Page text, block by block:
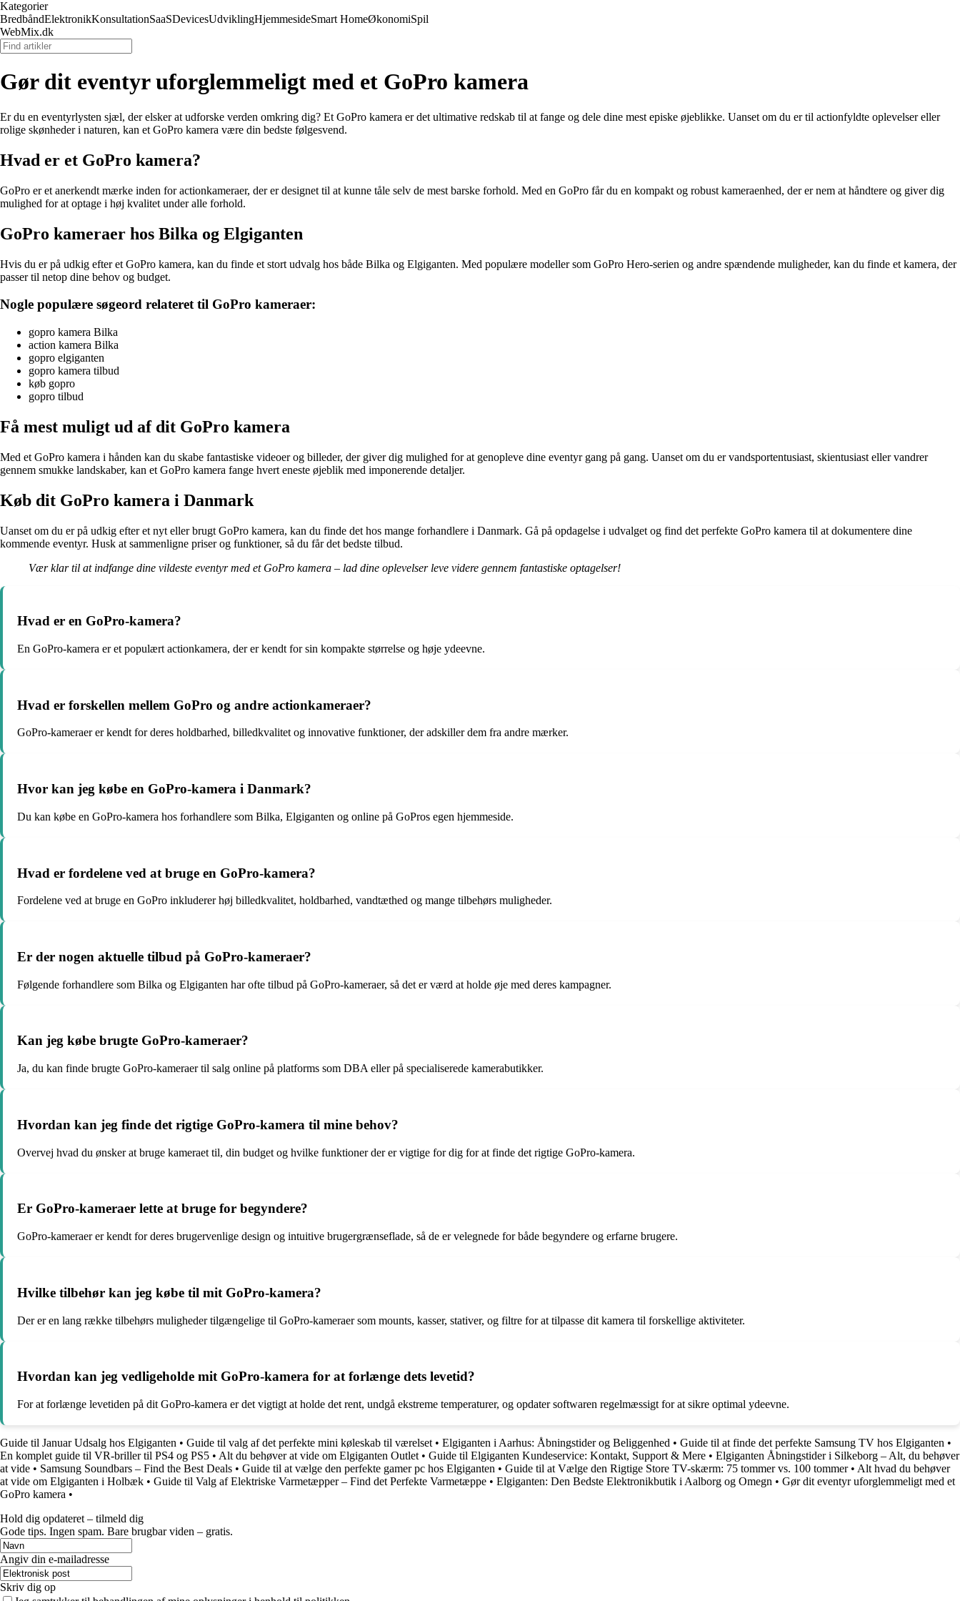
Kategorier
BredbåndElektronikKonsultationSaaSDevicesUdviklingHjemmesideSmart HomeØkonomiSpil
WebMix.dk
Gør dit eventyr uforglemmeligt med et GoPro kamera
Er du en eventyrlysten sjæl, der elsker at udforske verden omkring dig? Et GoPro kamera er det ultimative redskab til at fange og dele dine mest episke øjeblikke. Uanset om du er til actionfyldte oplevelser eller
rolige skønheder i naturen, kan et GoPro kamera være din bedste følgesvend.
Hvad er et GoPro kamera?
GoPro er et anerkendt mærke inden for actionkameraer, der er designet til at kunne tåle selv de mest barske forhold. Med en GoPro får du en kompakt og robust kameraenhed, der er nem at håndtere og giver dig
mulighed for at optage i høj kvalitet under alle forhold.
GoPro kameraer hos Bilka og Elgiganten
Hvis du er på udkig efter et GoPro kamera, kan du finde et stort udvalg hos både Bilka og Elgiganten. Med populære modeller som GoPro Hero-serien og andre spændende muligheder, kan du finde et kamera, der
passer til netop dine behov og budget.
Nogle populære søgeord relateret til GoPro kameraer:
gopro kamera Bilka
action kamera Bilka
gopro elgiganten
gopro kamera tilbud
køb gopro
gopro tilbud
Få mest muligt ud af dit GoPro kamera
Med et GoPro kamera i hånden kan du skabe fantastiske videoer og billeder, der giver dig mulighed for at genopleve dine eventyr gang på gang. Uanset om du er vandsportentusiast, skientusiast eller vandrer
gennem smukke landskaber, kan et GoPro kamera fange hvert eneste øjeblik med imponerende detaljer.
Køb dit GoPro kamera i Danmark
Uanset om du er på udkig efter et nyt eller brugt GoPro kamera, kan du finde det hos mange forhandlere i Danmark. Gå på opdagelse i udvalget og find det perfekte GoPro kamera til at dokumentere dine
kommende eventyr. Husk at sammenligne priser og funktioner, så du får det bedste tilbud.
Vær klar til at indfange dine vildeste eventyr med et GoPro kamera – lad dine oplevelser leve videre gennem fantastiske optagelser!
Hvad er en GoPro-kamera?
En GoPro-kamera er et populært actionkamera, der er kendt for sin kompakte størrelse og høje ydeevne.
Hvad er forskellen mellem GoPro og andre actionkameraer?
GoPro-kameraer er kendt for deres holdbarhed, billedkvalitet og innovative funktioner, der adskiller dem fra andre mærker.
Hvor kan jeg købe en GoPro-kamera i Danmark?
Du kan købe en GoPro-kamera hos forhandlere som Bilka, Elgiganten og online på GoPros egen hjemmeside.
Hvad er fordelene ved at bruge en GoPro-kamera?
Fordelene ved at bruge en GoPro inkluderer høj billedkvalitet, holdbarhed, vandtæthed og mange tilbehørs muligheder.
Er der nogen aktuelle tilbud på GoPro-kameraer?
Følgende forhandlere som Bilka og Elgiganten har ofte tilbud på GoPro-kameraer, så det er værd at holde øje med deres kampagner.
Kan jeg købe brugte GoPro-kameraer?
Ja, du kan finde brugte GoPro-kameraer til salg online på platforms som DBA eller på specialiserede kamerabutikker.
Hvordan kan jeg finde det rigtige GoPro-kamera til mine behov?
Overvej hvad du ønsker at bruge kameraet til, din budget og hvilke funktioner der er vigtige for dig for at finde det rigtige GoPro-kamera.
Er GoPro-kameraer lette at bruge for begyndere?
GoPro-kameraer er kendt for deres brugervenlige design og intuitive brugergrænseflade, så de er velegnede for både begyndere og erfarne brugere.
Hvilke tilbehør kan jeg købe til mit GoPro-kamera?
Der er en lang række tilbehørs muligheder tilgængelige til GoPro-kameraer som mounts, kasser, stativer, og filtre for at tilpasse dit kamera til forskellige aktiviteter.
Hvordan kan jeg vedligeholde mit GoPro-kamera for at forlænge dets levetid?
For at forlænge levetiden på dit GoPro-kamera er det vigtigt at holde det rent, undgå ekstreme temperaturer, og opdater softwaren regelmæssigt for at sikre optimal ydeevne.
Guide til Januar Udsalg hos Elgiganten • Guide til valg af det perfekte mini køleskab til værelset • Elgiganten i Aarhus: Åbningstider og Beliggenhed • Guide til at finde det perfekte Samsung TV hos Elgiganten •
En komplet guide til VR-briller til PS4 og PS5 • Alt du behøver at vide om Elgiganten Outlet • Guide til Elgiganten Kundeservice: Kontakt, Support & Mere • Elgiganten Åbningstider i Silkeborg – Alt, du behøver
at vide • Samsung Soundbars – Find the Best Deals • Guide til at vælge den perfekte gamer pc hos Elgiganten • Guide til at Vælge den Rigtige Store TV-skærm: 75 tommer vs. 100 tommer• Alt hvad du behøver
at vide om Elgiganten i Holbæk • Guide til Valg af Elektriske Varmetæpper – Find det Perfekte Varmetæppe • Elgiganten: Den Bedste Elektronikbutik i Aalborg og Omegn • Gør dit eventyr uforglemmeligt med et
GoPro kamera •
Hold dig opdateret – tilmeld dig
Gode tips. Ingen spam. Bare brugbar viden – gratis.
Angiv din e-mailadresse
Skriv dig op